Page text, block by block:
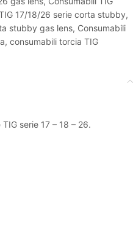
17/18/26 serie corta stubby,
stubby gas lens, Consumabili
consumabili torcia TIG
serie 17 – 18 – 26.